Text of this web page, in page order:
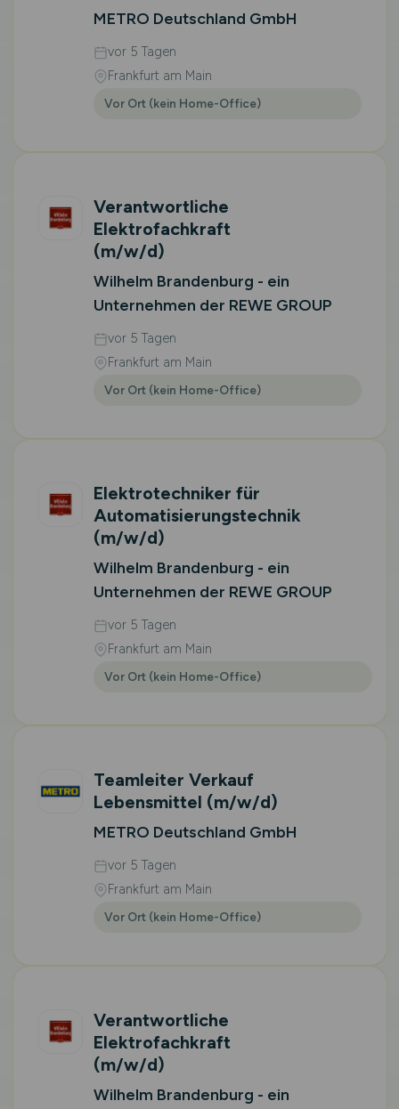
METRO Deutschland GmbH
vor 5 Tagen
Frankfurt am Main
Vor Ort (kein Home-Office)
Verantwortliche
Elektrofachkraft
(m/w/d)
Wilhelm Brandenburg - ein
Unternehmen der REWE GROUP
vor 5 Tagen
Frankfurt am Main
Vor Ort (kein Home-Office)
Elektrotechniker für
Automatisierungstechnik
(m/w/d)
Wilhelm Brandenburg - ein
Unternehmen der REWE GROUP
vor 5 Tagen
Frankfurt am Main
Vor Ort (kein Home-Office)
Teamleiter Verkauf
Lebensmittel (m/w/d)
METRO Deutschland GmbH
vor 5 Tagen
Frankfurt am Main
Vor Ort (kein Home-Office)
Verantwortliche
Elektrofachkraft
(m/w/d)
Wilhelm Brandenburg - ein